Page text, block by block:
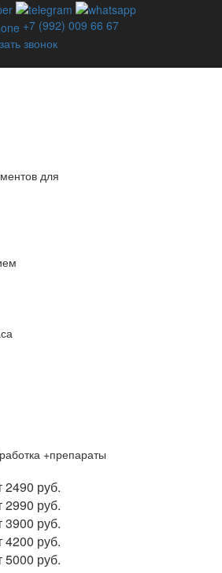
+7 (992) 009 66 67
звонок
для
+препараты
2490 руб.
2990 руб.
3900 руб.
4200 руб.
5000 руб.